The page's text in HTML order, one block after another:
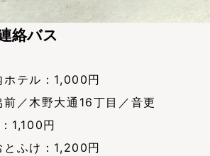
絡バス
テル：1,000円
／木野大通16丁目／音更
1,100円
ふけ：1,200円